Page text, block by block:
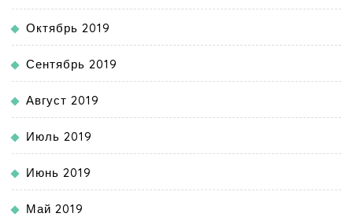
Октябрь 2019
Сентябрь 2019
Август 2019
Июль 2019
Июнь 2019
Май 2019